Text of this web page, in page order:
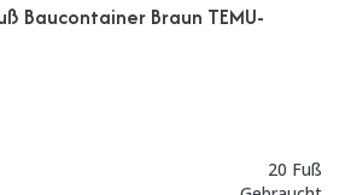
Baucontainer Braun TEMU-
20 Fuß